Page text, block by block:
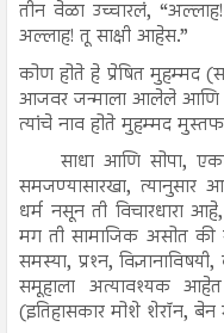
तीन वेळा उच्चारलं,
अल्लाह! तू साक्षी आहेस.”
कोण होते हे प्रेषित मुहम्मद
आजवर जन्माला आलेले आणि
त्यांचे नाव होते मुहम्मद
साधा आणि सोपा, एका
समजण्यासारखा,
धर्म नसून ती विचारधारा
मग ती सामाजिक असोत की
समस्या, प्रश्‍न,
समूहाला अत्यावश्यक आहेत
(इतिहासकार मोशे शेरॉन, बेन